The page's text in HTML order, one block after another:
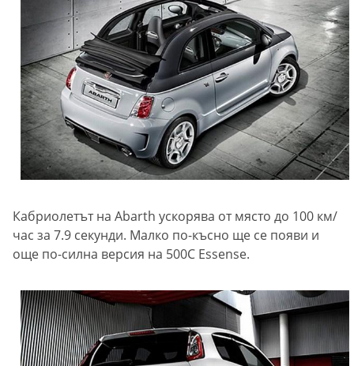
Кабриолетът на Abarth ускорява от място до 100 км/
час за 7.9 секунди. Малко по-късно ще се появи и
още по-силна версия на 500С Essense.